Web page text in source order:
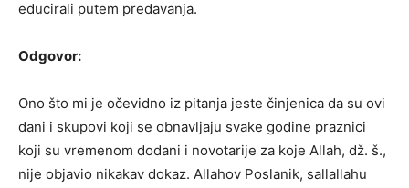
educirali putem predavanja.
Odgovor:
Ono što mi je očevidno iz pitanja jeste činjenica da su ovi
dani i skupovi koji se obnavljaju svake godine praznici
koji su vremenom dodani i novotarije za koje Allah, dž. š.,
nije objavio nikakav dokaz. Allahov Poslanik, sallallahu